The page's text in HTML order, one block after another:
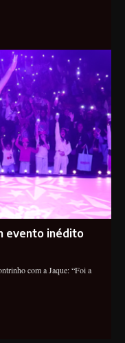
evento inédito
com a Jaque: “Foi a